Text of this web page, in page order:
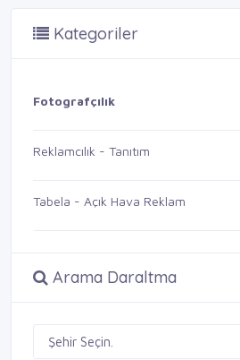
Kategoriler
Fotografçılık
Reklamcılık - Tanıtım
Tabela - Açık Hava Reklam
Arama Daraltma